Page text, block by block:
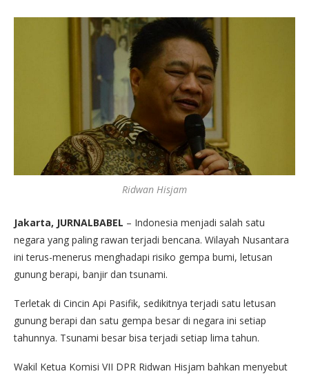
Ridwan Hisjam
Jakarta, JURNALBABEL – Indonesia menjadi salah satu
negara yang paling rawan terjadi bencana. Wilayah Nusantara
ini terus-menerus menghadapi risiko gempa bumi, letusan
gunung berapi, banjir dan tsunami.
Terletak di Cincin Api Pasifik, sedikitnya terjadi satu letusan
gunung berapi dan satu gempa besar di negara ini setiap
tahunnya. Tsunami besar bisa terjadi setiap lima tahun.
Wakil Ketua Komisi VII DPR Ridwan Hisjam bahkan menyebut